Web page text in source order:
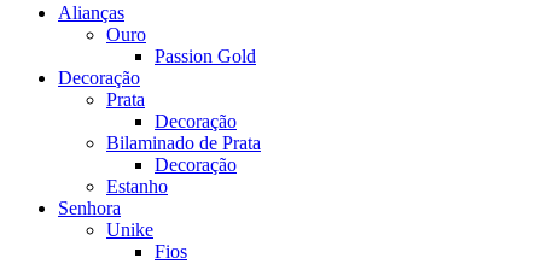
Alianças
Ouro
Passion Gold
Decoração
Prata
Decoração
Bilaminado de Prata
Decoração
Estanho
Senhora
Unike
Fios